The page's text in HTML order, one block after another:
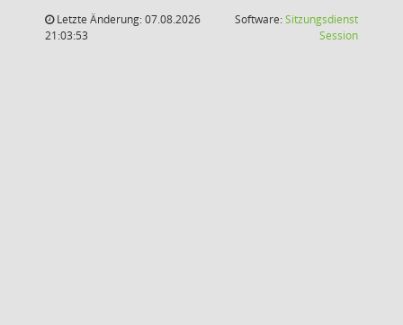
Letzte Änderung: 07.08.2026
21:03:53
Software:Sitzungsdienst
Session(Wird in